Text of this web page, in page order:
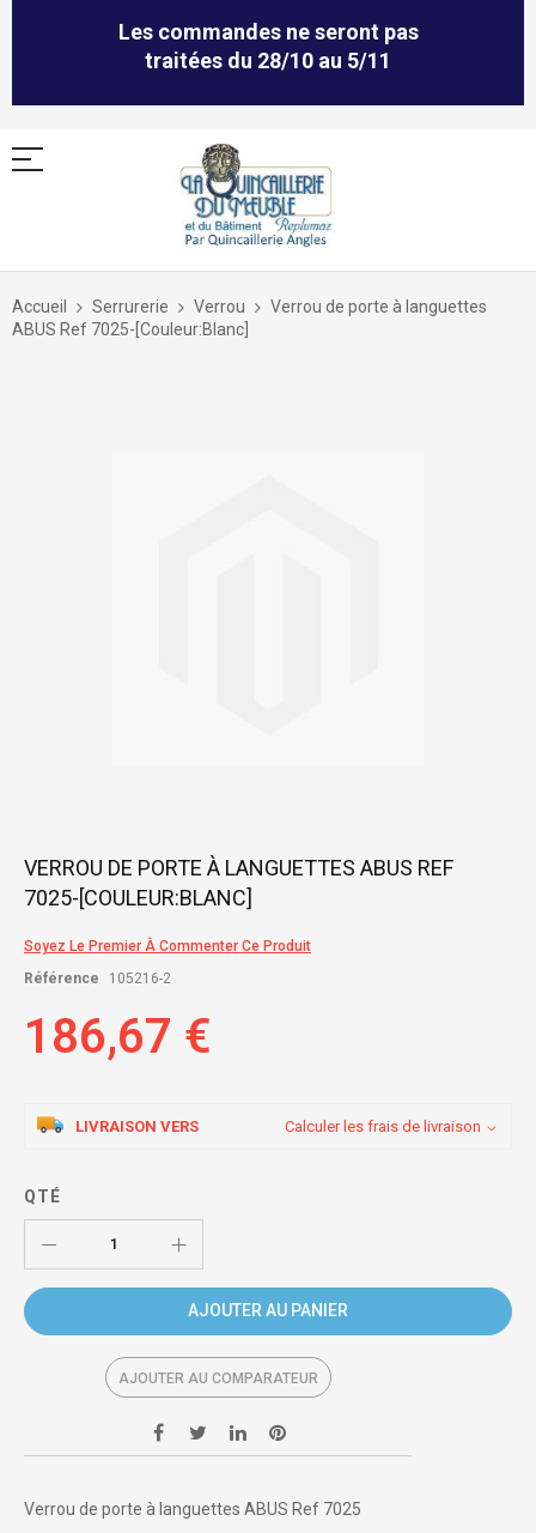
Les commandes ne seront pas
traitées du 28/10 au 5/11
Allez
contenu
Accueil Serrurerie Verrou
Verrou de porte à languettes
ABUS Ref 7025-[Couleur:Blanc]
Skip
the
of
images
VERROU DE PORTE À LANGUETTES ABUS REF
7025-[COULEUR:BLANC]
Soyez Le Premier À Commenter Ce Produit
Référence
105216-2
186,67 €
LIVRAISON VERS Calculer les frais de livraison
QTÉ
AJOUTER AU PANIER
AJOUTER AU COMPARATEUR
Verrou de porte à languettes ABUS Ref 7025